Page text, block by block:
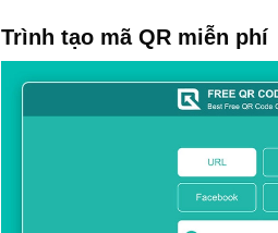
Trình tạo mã QR miễn phí